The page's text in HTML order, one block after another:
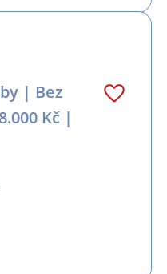
| Bez
Kč |